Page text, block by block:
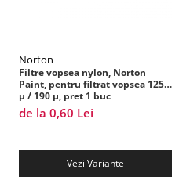
Lac auto Retus
Agent de matuire
INTRETINERE CABINE VOPSIT
Pereti cabinei
Indepartat impuritati
Norton
Filtre vopsea nylon, Norton
Paint, pentru filtrat vopsea 125
µ / 190 µ, pret 1 buc
de la 0,60 Lei
Vezi Variante